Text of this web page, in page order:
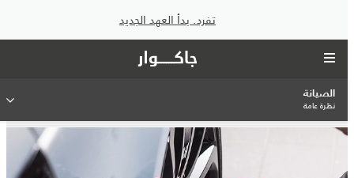
تفرد. بدأ العهد الجديد
الصيانة
نظرة عامة